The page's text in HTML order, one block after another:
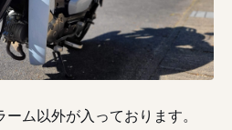
ム以外が入っております。